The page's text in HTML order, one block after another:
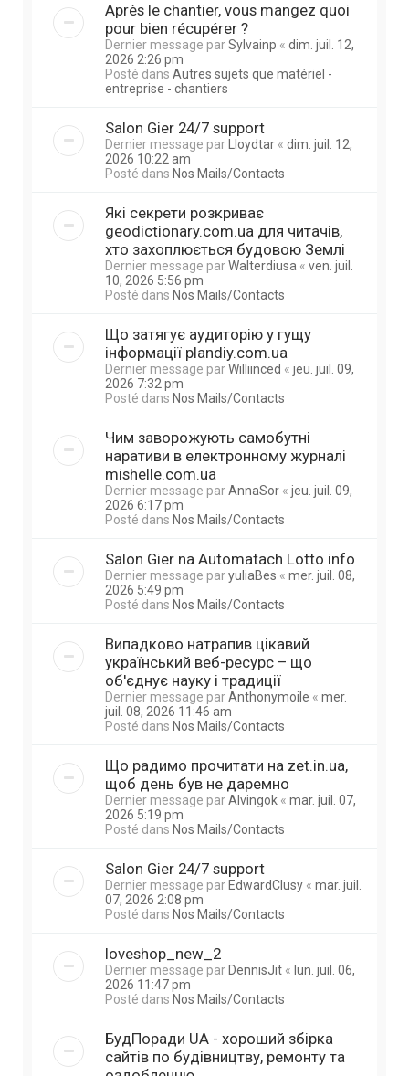
Après le chantier, vous mangez quoi
pour bien récupérer ?
Dernier message parSylvainp « dim. juil. 12,
2026 2:26 pm
Posté dans Autres sujets que matériel -
entreprise - chantiers
Salon Gier 24/7 support
Dernier message par Lloydtar « dim. juil. 12,
2026 10:22 am
Posté dans Nos Mails/Contacts
Які секрети розкриває
geodictionary.com.ua для читачів,
хто захоплюється будовою Землі
Dernier message parWalterdiusa « ven. juil.
10, 2026 5:56 pm
Posté dans Nos Mails/Contacts
Що затягує аудиторію у гущу
інформації plandiy.com.ua
Dernier message parWilliinced « jeu. juil. 09,
2026 7:32 pm
Posté dans Nos Mails/Contacts
Чим заворожують самобутні
наративи в електронному журналі
mishelle.com.ua
Dernier message parAnnaSor « jeu. juil. 09,
2026 6:17 pm
Posté dans Nos Mails/Contacts
Salon Gier na Automatach Lotto info
Dernier message paryuliaBes « mer. juil. 08,
2026 5:49 pm
Posté dans Nos Mails/Contacts
Випадково натрапив цікавий
український веб-ресурс – що
об'єднує науку і традиції
Dernier message parAnthonymoile « mer.
juil. 08, 2026 11:46 am
Posté dans Nos Mails/Contacts
Що радимо прочитати на zet.in.ua,
щоб день був не даремно
Dernier message parAlvingok « mar. juil. 07,
2026 5:19 pm
Posté dans Nos Mails/Contacts
Salon Gier 24/7 support
Dernier message par EdwardClusy « mar. juil.
07, 2026 2:08 pm
Posté dans Nos Mails/Contacts
loveshop_new_2
Dernier message par DennisJit « lun. juil. 06,
2026 11:47 pm
Posté dans Nos Mails/Contacts
БудПоради UA - хороший збірка
сайтів по будівництву, ремонту та